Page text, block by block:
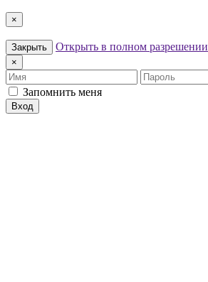
×
Закрыть Открыть в полном разрешении
×
Имя
Пароль
Запомнить меня
Вход